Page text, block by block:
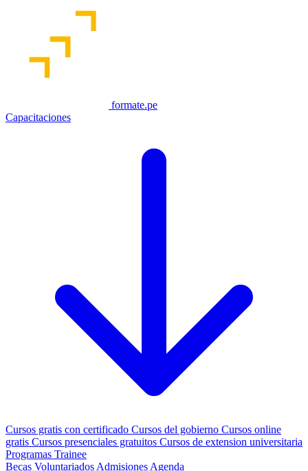
formate.pe
Capacitaciones
Cursos gratis con certificado Cursos del gobierno Cursos online
gratis Cursos presenciales gratuitos Cursos de extension universitaria
Programas Trainee
Becas Voluntariados Admisiones Agenda